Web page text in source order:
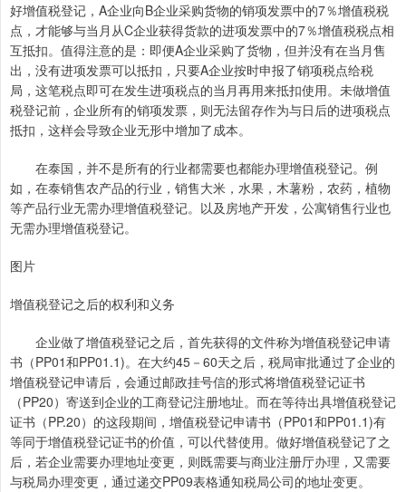
好增值税登记，A企业向B企业采购货物的销项发票中的7％增值税税
点，才能够与当月从C企业获得货款的进项发票中的7％增值税税点相
互抵扣。值得注意的是：即便A企业采购了货物，但并没有在当月售
出，没有进项发票可以抵扣，只要A企业按时申报了销项税点给税
局，这笔税点即可在发生进项税点的当月再用来抵扣使用。未做增值
税登记前，企业所有的销项发票，则无法留存作为与日后的进项税点
抵扣，这样会导致企业无形中增加了成本。
在泰国，并不是所有的行业都需要也都能办理增值税登记。例
如，在泰销售农产品的行业，销售大米，水果，木薯粉，农药，植物
等产品行业无需办理增值税登记。以及房地产开发，公寓销售行业也
无需办理增值税登记。
图片
增值税登记之后的权利和义务
企业做了增值税登记之后，首先获得的文件称为增值税登记申请
书（PP01和PP01.1)。在大约45－60天之后，税局审批通过了企业的
增值税登记申请后，会通过邮政挂号信的形式将增值税登记证书
（PP20）寄送到企业的工商登记注册地址。而在等待出具增值税登记
证书（PP.20）的这段期间，增值税登记申请书（PP01和PP01.1)有
等同于增值税登记证书的价值，可以代替使用。做好增值税登记了之
后，若企业需要办理地址变更，则既需要与商业注册厅办理，又需要
与税局办理变更，通过递交PP09表格通知税局公司的地址变更。